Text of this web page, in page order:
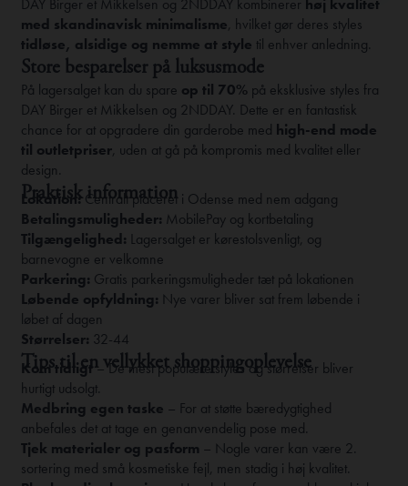
DAY Birger et Mikkelsen og 2NDDAY kombinerer høj kvalitet
med skandinavisk minimalisme, hvilket gør deres styles
tidløse, alsidige og nemme at style til enhver anledning.
Store besparelser på luksusmode
På lagersalget kan du spare op til 70% på eksklusive styles fra
DAY Birger et Mikkelsen og 2NDDAY. Dette er en fantastisk
chance for at opgradere din garderobe med high-end mode
til outletpriser, uden at gå på kompromis med kvalitet eller
design.
Praktisk information
Lokation:Centralt placeret i Odense med nem adgang
Betalingsmuligheder: MobilePay og kortbetaling
Tilgængelighed: Lagersalget er kørestolsvenligt, og
barnevogne er velkomne
Parkering: Gratis parkeringsmuligheder tæt på lokationen
Løbende opfyldning: Nye varer bliver sat frem løbende i
løbet af dagen
Størrelser: 32-44
Tips til en vellykket shoppingoplevelse
Kom tidligt– De mest populære styles og størrelser bliver
hurtigt udsolgt.
Medbring egen taske – For at støtte bæredygtighed
anbefales det at tage en genanvendelig pose med.
Tjek materialer og pasform – Nogle varer kan være 2.
sortering med små kosmetiske fejl, men stadig i høj kvalitet.